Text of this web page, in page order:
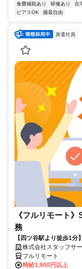
食費補助あり
研修あり 在
ピアスOK
服装自由
派遣社員
《フルリモート
務
【四ツ谷駅より徒歩1
以上◎ 来社不要のカン
株式会社スタッフサ
フルリモート
時給1,900円以上